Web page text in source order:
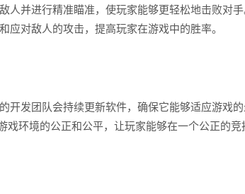
人并进行精准瞄准，使玩家能够更轻松地击败对
对敌人的攻击，提高玩家在游戏中的胜率。
发团队会持续更新软件，确保它能够适应游戏
环境的公正和公平，让玩家能够在一个公正的竞